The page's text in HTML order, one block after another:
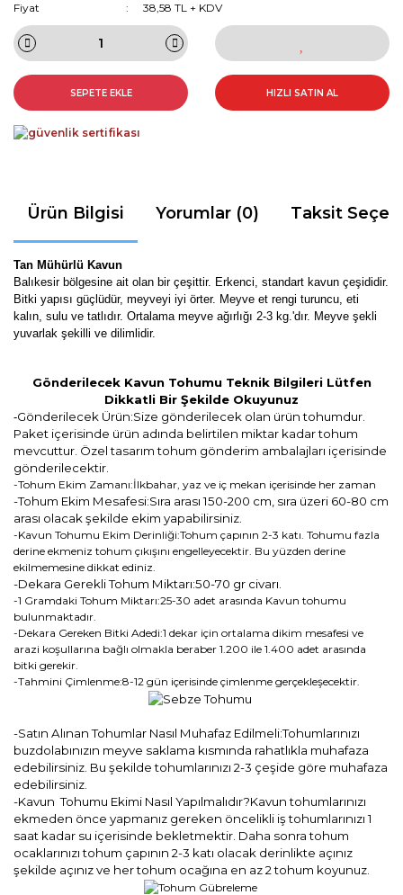
Fiyat
38,58 TL + KDV
SEPETE EKLE HIZLI SATIN AL
Ürün Bilgisi Yorumlar (0) Taksit
Tan Mühürlü Kavun
Balıkesir bölgesine ait olan bir çeşittir. Erkenci, standart kavun çeşididir.
Bitki yapısı güçlüdür, meyveyi iyi örter. Meyve et rengi turuncu, eti
kalın, sulu ve tatlıdır. Ortalama meyve ağırlığı 2-3 kg.'dır. Meyve şekli
yuvarlak şekilli ve dilimlidir.
Gönderilecek Kavun Tohumu Teknik Bilgileri Lütfen
Dikkatli Bir Şekilde Okuyunuz
-Gönderilecek Ürün:Size gönderilecek olan ürün tohumdur.
Paket içerisinde ürün adında belirtilen miktar kadar tohum
mevcuttur. Özel tasarım tohum gönderim ambalajları içerisinde
gönderilecektir.
-Tohum Ekim Zamanı:İlkbahar, yaz ve iç mekan içerisinde her zaman
-Tohum Ekim Mesafesi:Sıra arası 150-200 cm, sıra üzeri 60-80 cm
arası olacak şekilde ekim yapabilirsiniz.
-Kavun Tohumu Ekim Derinliği:Tohum çapının 2-3 katı. Tohumu fazla
derine ekmeniz tohum çıkışını engelleyecektir. Bu yüzden derine
ekilmemesine dikkat ediniz.
-Dekara Gerekli Tohum Miktarı:50-70 gr civarı.
-1 Gramdaki Tohum Miktarı:25-30 adet arasında Kavun tohumu
bulunmaktadır.
-Dekara Gereken Bitki Adedi:1 dekar için ortalama dikim mesafesi ve
arazi koşullarına bağlı olmakla beraber 1.200 ile 1.400 adet arasında
bitki gerekir.
-Tahmini Çimlenme:8-12 gün içerisinde çimlenme gerçekleşecektir.
-Satın Alınan Tohumlar Nasıl Muhafaz Edilmeli:Tohumlarınızı
buzdolabınızın meyve saklama kısmında rahatlıkla muhafaza
edebilirsiniz. Bu şekilde tohumlarınızı 2-3 çeşide göre muhafaza
edebilirsiniz.
-Kavun Tohumu Ekimi Nasıl Yapılmalıdır?Kavun tohumlarınızı
ekmeden önce yapmanız gereken öncelikli iş tohumlarınızı 1
saat kadar su içerisinde bekletmektir. Daha sonra tohum
ocaklarınızı tohum çapının 2-3 katı olacak derinlikte açınız
şekilde açınız ve her tohum ocağına en az 2 tohum koyunuz.